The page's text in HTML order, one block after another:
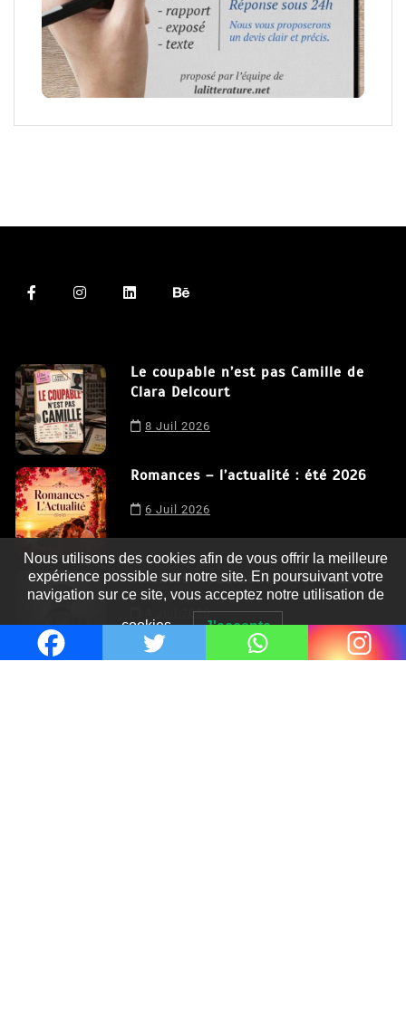
Le coupable n’est pas Camille de
Clara Delcourt
8 Juil 2026
Romances – l’actualité : été 2026
6 Juil 2026
Thrillers – l’actualité : été 2026
4 Juil 2026
Nous utilisons des cookies afin de vous offrir la meilleure
expérience possible sur notre site. En poursuivant votre
navigation sur ce site, vous acceptez notre utilisation de
cookies. J'accepte